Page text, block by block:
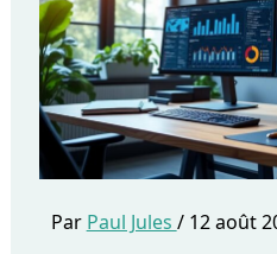
Par Paul Jules / 12 août